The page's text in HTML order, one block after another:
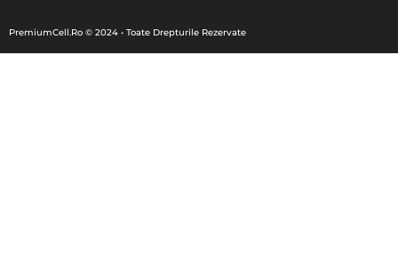
PremiumCell.Ro © 2024 • Toate Drepturile Rezervate